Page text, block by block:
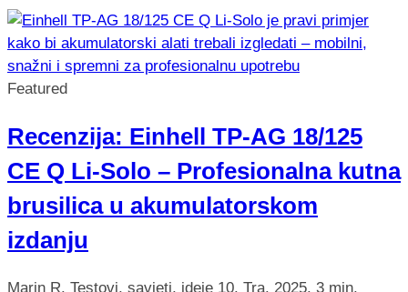
Featured
Recenzija: Einhell TP-AG 18/125
CE Q Li-Solo – Profesionalna kutna
brusilica u akumulatorskom
izdanju
Marin R. Testovi, savjeti, ideje 10. Tra. 2025. 3 min.